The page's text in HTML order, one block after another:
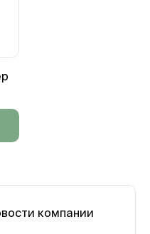
компании